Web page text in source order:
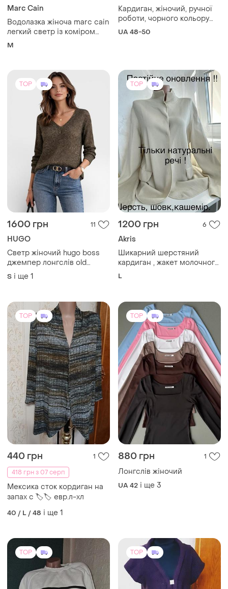
Marc Cain
Водолазка жіноча marc cain
легкий светр із коміром
гольф
M
Кардиган, жіночий, ручної
роботи, чорного кольору
натуральний склад ниток
UA 48-50
TOP
1600 грн 11
HUGO
Светр жіночий hugo boss
джемпер лонгслів old
money s m
S і ще 1
TOP
1200 грн 6
Akris
Шикарний шерстяний
кардиган , жакет молочного
кольору,бренда люкс akris
L
TOP
440 грн
1
418 грн з 07 серп
Мексика сток кордиган на
запах с 🏷🏷 евр.л-хл
40 / L / 48 і ще 1
TOP
880 грн 1
Лонгслів жіночий
UA 42 і ще 3
TOP TOP